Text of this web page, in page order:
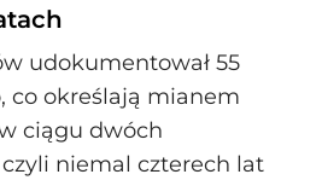
udokumentował 55
co określają mianem
ciągu dwóch
niemal czterech lat